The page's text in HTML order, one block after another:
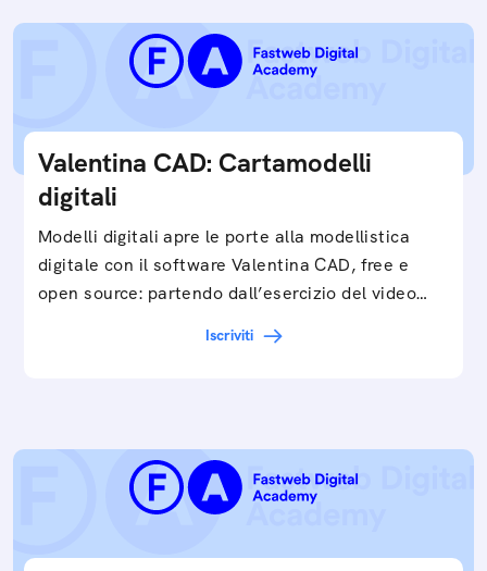
Valentina CAD: Cartamodelli
digitali
Modelli digitali apre le porte alla modellistica
digitale con il software Valentina CAD, free e
open source: partendo dall’esercizio del video…
Iscriviti